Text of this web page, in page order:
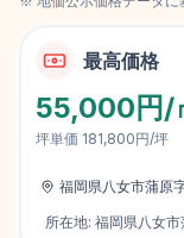
最高価格
55,000円/
坪単価 181,800円/坪
福岡県八女市蒲原
所在地: 福岡県八女